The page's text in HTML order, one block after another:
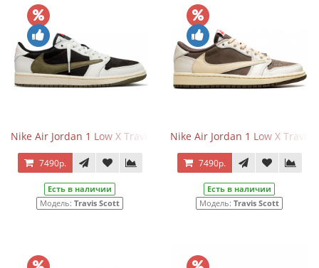
Nike Air Jordan 1 Low X Travis Scott Olive
7490р.
Есть в наличии
Модель: Travis Scott
Nike Air Jordan 1 Low X Travis
7490р.
Есть в наличии
Модель: Travis Scott